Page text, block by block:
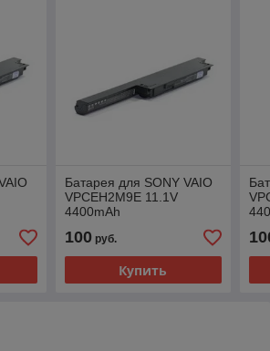
Батарея для SONY VAIO
VPCEH2M9E 11.1V
4400mAh
100руб.
Купить